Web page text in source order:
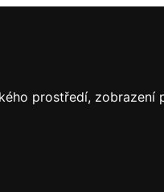
prostředí, zobrazení